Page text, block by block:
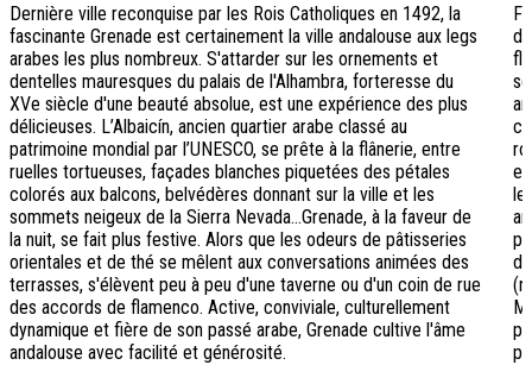
Dernière ville reconquise par les Rois Catholiques en 1492, la
fascinante Grenade est certainement la ville andalouse aux legs
arabes les plus nombreux. S'attarder sur les ornements et
dentelles mauresques du palais de l'Alhambra, forteresse du
XVe siècle d'une beauté absolue, est une expérience des plus
délicieuses. L’Albaicín, ancien quartier arabe classé au
patrimoine mondial par l’UNESCO, se prête à la flânerie, entre
ruelles tortueuses, façades blanches piquetées des pétales
colorés aux balcons, belvédères donnant sur la ville et les
sommets neigeux de la Sierra Nevada...Grenade, à la faveur de
la nuit, se fait plus festive. Alors que les odeurs de pâtisseries
orientales et de thé se mêlent aux conversations animées des
terrasses, s'élèvent peu à peu d'une taverne ou d'un coin de rue
des accords de flamenco. Active, conviviale, culturellement
dynamique et fière de son passé arabe, Grenade cultive l'âme
andalouse avec facilité et générosité.
le